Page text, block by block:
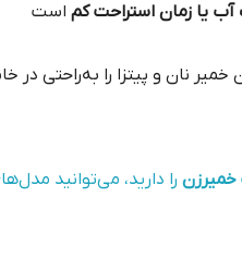
آب یا زمان استراحت کم است
خمیر نان و پیتزا را به‌راحتی
خمیرزن را دارید، می‌توانید